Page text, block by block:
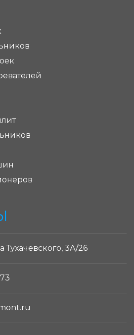
Тухачевского, 3А/26